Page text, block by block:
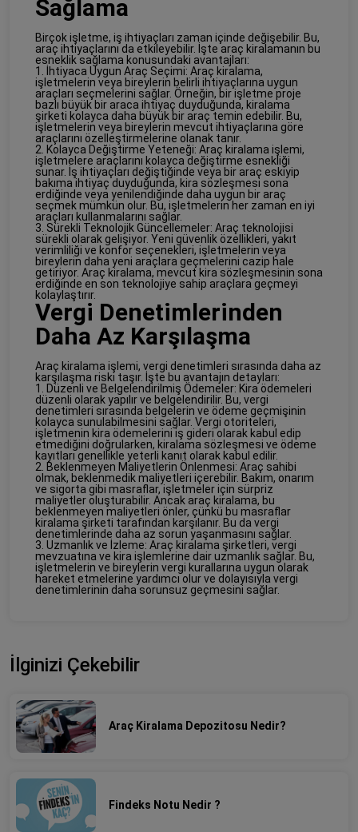
Sağlama
Birçok işletme, iş ihtiyaçları zaman içinde değişebilir. Bu,
araç ihtiyaçlarını da etkileyebilir. İşte araç kiralamanın bu
esneklik sağlama konusundaki avantajları:
1. İhtiyaca Uygun Araç Seçimi: Araç kiralama,
işletmelerin veya bireylerin belirli ihtiyaçlarına uygun
araçları seçmelerini sağlar. Örneğin, bir işletme proje
bazlı büyük bir araca ihtiyaç duyduğunda, kiralama
şirketi kolayca daha büyük bir araç temin edebilir. Bu,
işletmelerin veya bireylerin mevcut ihtiyaçlarına göre
araçlarını özelleştirmelerine olanak tanır.
2. Kolayca Değiştirme Yeteneği: Araç kiralama işlemi,
işletmelere araçlarını kolayca değiştirme esnekliği
sunar. İş ihtiyaçları değiştiğinde veya bir araç eskiyip
bakıma ihtiyaç duyduğunda, kira sözleşmesi sona
erdiğinde veya yenilendiğinde daha uygun bir araç
seçmek mümkün olur. Bu, işletmelerin her zaman en iyi
araçları kullanmalarını sağlar.
3. Sürekli Teknolojik Güncellemeler: Araç teknolojisi
sürekli olarak gelişiyor. Yeni güvenlik özellikleri, yakıt
verimliliği ve konfor seçenekleri, işletmelerin veya
bireylerin daha yeni araçlara geçmelerini cazip hale
getiriyor. Araç kiralama, mevcut kira sözleşmesinin sona
erdiğinde en son teknolojiye sahip araçlara geçmeyi
kolaylaştırır.
Vergi Denetimlerinden
Daha Az Karşılaşma
Araç kiralama işlemi, vergi denetimleri sırasında daha az
karşılaşma riski taşır. İşte bu avantajın detayları:
1. Düzenli ve Belgelendirilmiş Ödemeler: Kira ödemeleri
düzenli olarak yapılır ve belgelendirilir. Bu, vergi
denetimleri sırasında belgelerin ve ödeme geçmişinin
kolayca sunulabilmesini sağlar. Vergi otoriteleri,
işletmenin kira ödemelerini iş gideri olarak kabul edip
etmediğini doğrularken, kiralama sözleşmesi ve ödeme
kayıtları genellikle yeterli kanıt olarak kabul edilir.
2. Beklenmeyen Maliyetlerin Önlenmesi: Araç sahibi
olmak, beklenmedik maliyetleri içerebilir. Bakım, onarım
ve sigorta gibi masraflar, işletmeler için sürpriz
maliyetler oluşturabilir. Ancak araç kiralama, bu
beklenmeyen maliyetleri önler, çünkü bu masraflar
kiralama şirketi tarafından karşılanır. Bu da vergi
denetimlerinde daha az sorun yaşanmasını sağlar.
3. Uzmanlık ve İzleme: Araç kiralama şirketleri, vergi
mevzuatına ve kira işlemlerine dair uzmanlık sağlar. Bu,
işletmelerin ve bireylerin vergi kurallarına uygun olarak
hareket etmelerine yardımcı olur ve dolayısıyla vergi
denetimlerinin daha sorunsuz geçmesini sağlar.
İlginizi Çekebilir
Araç Kiralama Depozitosu Nedir?
Findeks Notu Nedir ?